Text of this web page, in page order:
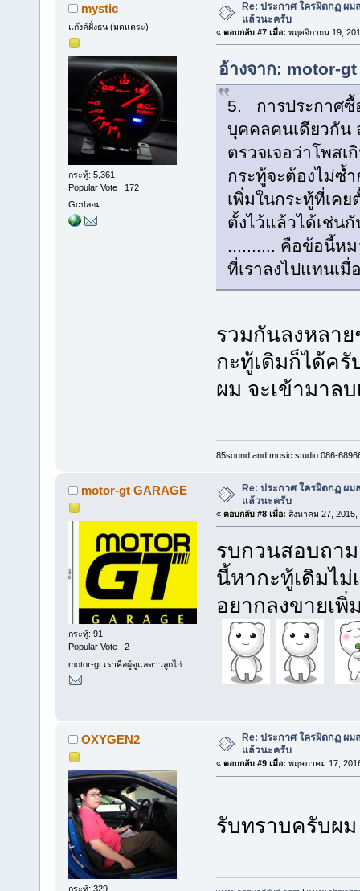
mystic
แก๊งค์ฝั่งธน (มดแคระ)
กระทู้: 5,361
Popular Vote : 172
Gcปลอม
Re: ประกาศ ใครผิดกฏ ผม
แล้วนะครับ
« ตอบกลับ #7 เมื่อ: พฤศจิกายน 19,
อ้างจาก: motor-
5. การประกาศซื้
บุคคลคนเดียวกัน
ตรวจเจอว่าโพส
กระทู้จะต้องไม่ซ้
เพิ่มในกระทู้ที่เค
ตั้งไว้แล้วได้เช่นกั
.......... คือข้อนี้ห
ที่เราลงไปแทนเ
รวมกันลงหลา
กะทู้เดิมก็ได้ครั
ผม จะเข้ามาล
85sound and music studio 086-
motor-gt GARAGE
กระทู้: 91
Popular Vote : 2
motor-gt เราคือผู้ดูแลดาวลูกไก่
Re: ประกาศ ใครผิดกฏ ผ
แล้วนะครับ
« ตอบกลับ #8 เมื่อ: สิงหาคม 27, 2015,
รบกวนสอบถา
นี้หากะทู้เดิมไม่
อยากลงขายเ
OXYGEN2
กระทู้: 329
Re: ประกาศ ใครผิดกฏ ผ
แล้วนะครับ
« ตอบกลับ #9 เมื่อ: พฤษภาคม 17,
รับทราบครับผ